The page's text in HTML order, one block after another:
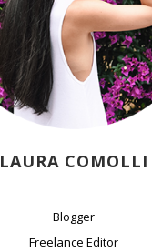
LAURA COMOLLI
Blogger
Freelance Editor